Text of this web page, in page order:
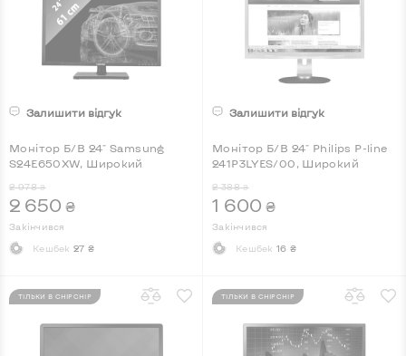
Залишити відгук
Монітор Б/В 24" Samsung
S24E650XW, Широкий
2 978 ₴
2 650 ₴
Закінчився
Кешбек 27 ₴
Залишити відгук
Монітор Б/В 24" Philips P-line
241P3LYES/00, Широкий
2 388 ₴
1 600 ₴
Закінчився
Кешбек 16 ₴
ТІЛЬКИ В CHIPCHIP ТІЛЬКИ В CHIPCHIP